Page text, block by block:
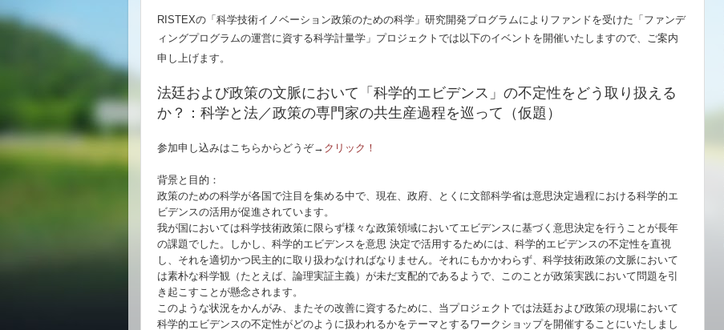
RISTEXの「科学技術イノベーション政策のための科学」研究開発プログラムによりファンドを受けた「ファンデ
ィングプログラムの運営に資する科学計量学」プロジェクト では以下のイベントを開催いたしますので、ご案内
申し上げます。
法廷および政策の文脈において「科学的エビデンス」の不定性をどう取り扱える
か？：科学と法／政策の専門家の共生産過程を巡って（仮題）
参加申し込みはこちらからどうぞ→ クリック！
背景と目的：
政策のための科学が各国で注目を集める中で、現在、政府、とくに文部科学省は意思決定過程における科学的エ
ビデンスの活用が促進されています。
我が国においては科学技術政策に限らず様々な政策領域においてエビデンスに基づく意思決定を行うことが長年
の課題でした。しかし、科学的エビデンスを意思 決定で活用するためには、科学的エビデンスの不定性を直視
し、それを適切かつ民主的に取り扱わなければなりません。それにもかかわらず、科学技術政策の文脈において
は素朴な科学観（たとえば、論理実証主義）が未だ支配的であるようで、このことが政策実践において問題を引
き起こすことが懸念されます。
このような状況をかんがみ、またその改善に資するために、当プロジェクトでは法廷および政策の現場において
科学的エビデンスの不定性がどのように扱われるかをテーマとするワークショップを開催することにいたしまし